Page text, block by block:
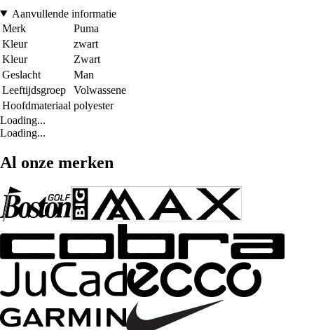
Aanvullende informatie
Merk
Puma
Kleur
zwart
Kleur
Zwart
Geslacht
Man
Leeftijdsgroep
Volwassene
Hoofdmateriaal polyester
Loading...
Loading...
Al onze merken